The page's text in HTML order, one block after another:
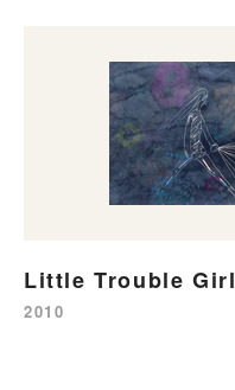
Little Trouble Girl
2010